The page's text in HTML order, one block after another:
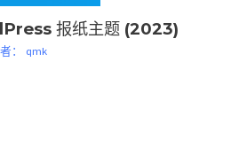
报纸主题 (2023)
： qmk